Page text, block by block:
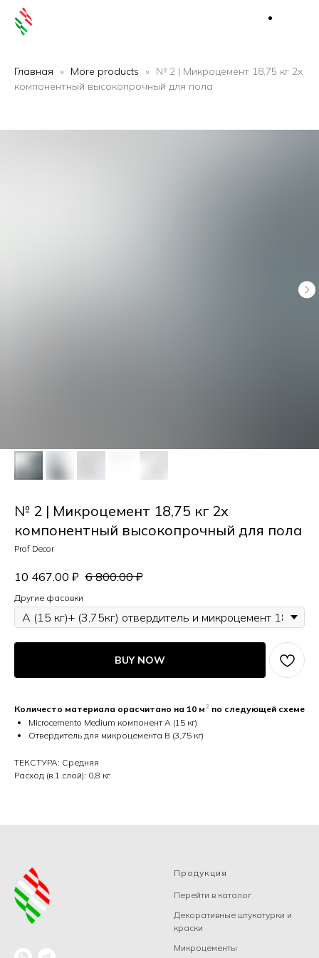
Главная More products
№ 2 | Микроцемент 18,75 кг 2х
компонентный высокопрочный для пола
№ 2 | Микроцемент 18,75 кг 2х
компонентный высокопрочный для пола
Prof Decor
10 467.00 ₽ 6 800.00 ₽
Другие фасовки
BUY NOW
Количесто материала орасчитано на 10 м² по следующей схеме
Microcemento Medium компонент А (15 кг)
Отвердитель для микроцемента B (3,75 кг)
ТЕКСТУРА: Средняя
Расход (в 1 слой): 0,8 кг
Продукция
Перейти в каталог
Декоративные штукатурки и
краски
Микроцементы